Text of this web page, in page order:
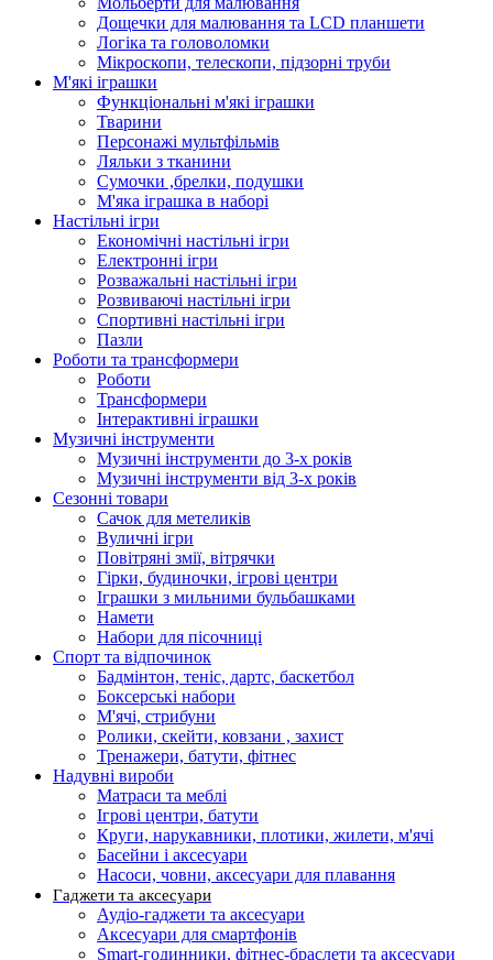
Дощечки для малювання та LCD планшети
Логіка та головоломки
Мікроскопи, телескопи, підзорні труби
М'які іграшки
Функціональні м'які іграшки
Тварини
Персонажі мультфільмів
Ляльки з тканини
Сумочки ,брелки, подушки
М'яка іграшка в наборі
Настільні ігри
Економічні настільні ігри
Електронні ігри
Розважальні настільні ігри
Розвиваючі настільні ігри
Спортивні настільні ігри
Пазли
Роботи та трансформери
Роботи
Трансформери
Інтерактивні іграшки
Музичні інструменти
Музичні інструменти до 3-х років
Музичні інструменти від 3-х років
Сезонні товари
Сачок для метеликів
Вуличні ігри
Повітряні змії, вітрячки
Гірки, будиночки, ігрові центри
Іграшки з мильними бульбашками
Намети
Набори для пісочниці
Спорт та відпочинок
Бадмінтон, теніс, дартс, баскетбол
Боксерські набори
М'ячі, стрибуни
Ролики, скейти, ковзани , захист
Тренажери, батути, фітнес
Надувні вироби
Матраси та меблі
Ігрові центри, батути
Круги, нарукавники, плотики, жилети, м'ячі
Басейни і аксесуари
Насоси, човни, аксесуари для плавання
Гаджети та аксесуари
Аудіо-гаджети та аксесуари
Аксесуари для смартфонів
Smart-годинники, фітнес-браслети та аксесуари